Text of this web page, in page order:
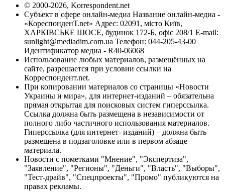
© 2000-2026, Korrespondent.net
Субъект в сфере онлайн-медиа Название онлайн-медиа -
«КореспонденТ.net» Адрес: 02091, місто Київ,
ХАРКІВСЬКЕ ШОСЕ, будинок 172-Б, офіс 208/1 E-mail:
sunlight@mediadim.com.ua Телефон: 044-205-43-00
Идентификатор медиа - R40-06068
Использование любых материалов, размещённых на
сайте, разрешается при условии ссылки на
Корреспондент.net.
При копировании материалов со страницы «Новости
Украины и мира», для интернет-изданий – обязательна
прямая открытая для поисковых систем гиперссылка.
Ссылка должна быть размещена в независимости от
полного либо частичного использования материалов.
Гиперссылка (для интернет- изданий) – должна быть
размещена в подзаголовке или в первом абзаце
материала.
Новости с пометками "Мнение", "Экспертиза",
"Заявление", "Регионы", "Деньги", "Власть", "Выборы",
"Тест-драйв", "Спецпроекты", "Промо" публикуются на
правах рекламы.